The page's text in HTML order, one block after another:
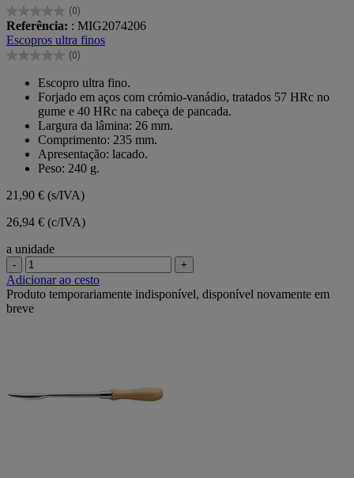
(0)
0.0
em
5
estrelas.
Referência: : MIG2074206
Escopros ultra finos
(0)
0.0
estrelas.
Escopro ultra fino.
Forjado em aços com crómio-vanádio, tratados 57 HRc no
gume e 40 HRc na cabeça de pancada.
Largura da lâmina: 26 mm.
Comprimento: 235 mm.
Apresentação: lacado.
Peso: 240 g.
21,90 € (s/IVA)
26,94 € (c/IVA)
a unidade
- +
Adicionar ao cesto
Produto temporariamente indisponível, disponível novamente em
breve